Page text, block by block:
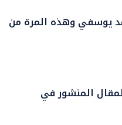
يوسفي وهذه المرة من
المنشور في